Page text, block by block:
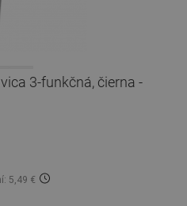
3-funkčná, čierna -
5,49 €